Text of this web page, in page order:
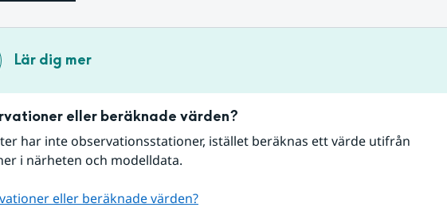
Lär dig mer
eller beräknade värden?
har inte observationsstationer, istället beräknas ett värde utifrån
i närheten och modelldata.
eller beräknade värden?